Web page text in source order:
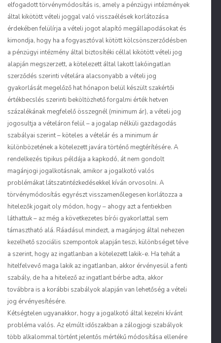
elfogadott törvénymódosítás is, amely a pénzügyi intézmények
által kikötött vételi joggal való visszaélések korlátozása
érdekében felülírja a vételi jogot alapító megállapodásokat és
kimondja, hogy ha a fogyasztóval kötött kölcsönszerződésben
a pénzügyi intézmény által biztosítéki céllal kikötött vételi jog
alapján megszerzett, a kötelezett által lakott lakóingatlan
szerződés szerinti vételára alacsonyabb a vételi jog
gyakorlását megelőző hat hónapon belül készült szakértői
értékbecslés szerinti beköltözhető forgalmi érték hetven
százalékának megfelelő összegnél (minimum ár), a vételi jog
jogosultja a vételáron felül – a jogalap nélküli gazdagodás
szabályai szerint – köteles a vételár és a minimum ár
különbözetének a kötelezett javára történő megtérítésére. A
rendelkezés tipikus példája a kapkodó, át nem gondolt
magánjogi jogalkotásnak, amikor a jogalkotó valós
problémákat látszatintézkedésekkel kíván orvosolni. A
törvénymódosítás egyrészt visszamenőlegesen korlátozza a
hitelezők jogait oly módon, hogy – ahogy azt a fentiekben
láthattuk – az még a következetes bírói gyakorlattal sem
támasztható alá. Ráadásul mindezt, a magánjog által nehezen
kezelhető szociális szempontok alapján teszi, különbséget téve
a szerint, hogy az ingatlanban a kötelezett lakik-e. Ha tehát a
hitelfelvevő maga lakik az ingatlanban, akkor érvényesül a fenti
szabály, de ha a hitelező az ingatlant bérbe adta, akkor
továbbra is a korábbi szabályok alapján van lehetőség a vételi
jog érvényesítésére.
Kétségtelen ugyanakkor, hogy a jogalkotó által kezelni kívánt
probléma valós. Az elmúlt időszakban a zálogjogi szabályok
több alkalommal történt jelentős mértékű módosítása ellenére